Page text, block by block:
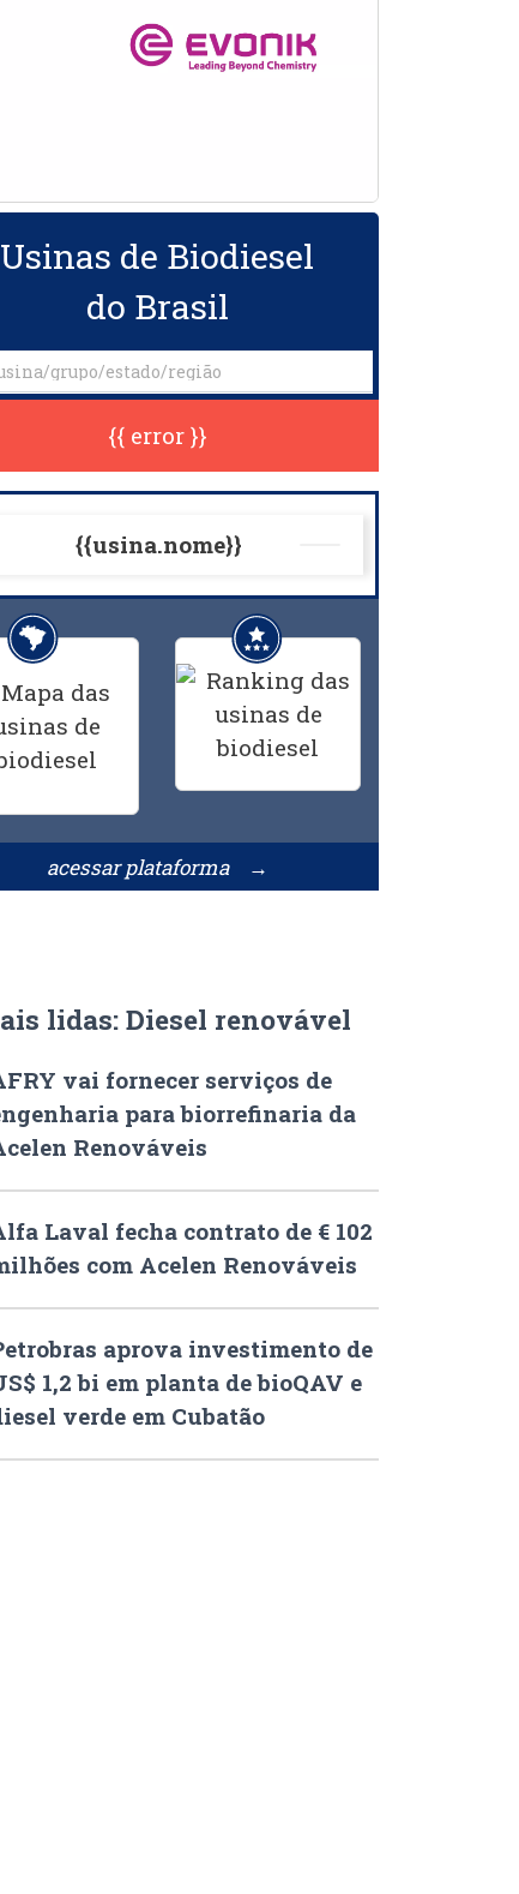
Usinas de Biodiesel
do Brasil
{{ error }}
{{usina.nome}}
acessar plataforma →
lidas: Diesel renovável
vai fornecer serviços de
para biorrefinaria da
Renováveis
Laval fecha contrato de € 102
com Acelen Renováveis
aprova investimento de
1,2 bi em planta de bioQAV e
verde em Cubatão